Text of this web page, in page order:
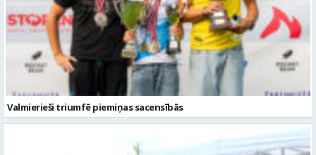
Valmierieši triumfē piemiņas sacensībās